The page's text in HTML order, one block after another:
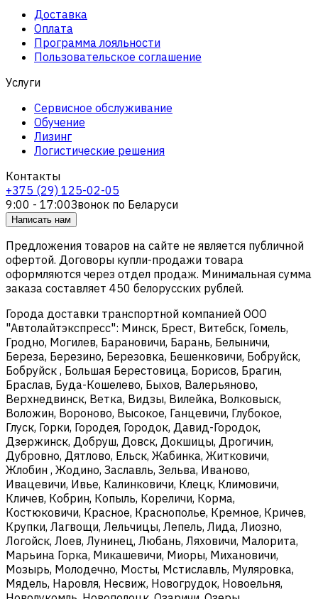
Доставка
Оплата
Программа лояльности
Пользовательское соглашение
Услуги
Сервисное обслуживание
Обучение
Лизинг
Логистические решения
Контакты
+375 (29) 125-02-05
9:00 - 17:00Звонок по Беларуси
Написать нам
Предложения товаров на сайте не является публичной
офертой. Договоры купли-продажи товара
оформляются через отдел продаж. Минимальная сумма
заказа составляет 450 белорусских рублей.
Города доставки транспортной компанией ООО
"Автолайтэкспресс": Минск, Брест, Витебск, Гомель,
Гродно, Могилев, Барановичи, Барань, Белыничи,
Береза, Березино, Березовка, Бешенковичи, Бобруйск,
Бобруйск , Большая Берестовица, Борисов, Брагин,
Браслав, Буда-Кошелево, Быхов, Валерьяново,
Верхнедвинск, Ветка, Видзы, Вилейка, Волковыск,
Воложин, Вороново, Высокое, Ганцевичи, Глубокое,
Глуск, Горки, Городея, Городок, Давид-Городок,
Дзержинск, Добруш, Довск, Докшицы, Дрогичин,
Дубровно, Дятлово, Ельск, Жабинка, Житковичи,
Жлобин , Жодино, Заславль, Зельва, Иваново,
Ивацевичи, Ивье, Калинковичи, Клецк, Климовичи,
Кличев, Кобрин, Копыль, Кореличи, Корма,
Костюковичи, Красное, Краснополье, Кремное, Кричев,
Крупки, Лагвощи, Лельчицы, Лепель, Лида, Лиозно,
Логойск, Лоев, Лунинец, Любань, Ляховичи, Малорита,
Марьина Горка, Микашевичи, Миоры, Михановичи,
Мозырь, Молодечно, Мосты, Мстиславль, Муляровка,
Мядель, Наровля, Несвиж, Новогрудок, Новоельня,